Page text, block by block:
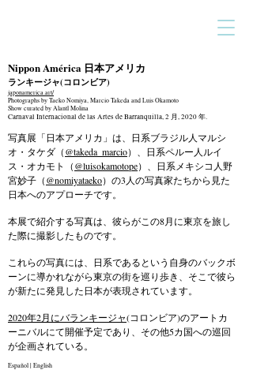
Nippon América 日本アメリカ
ランキージャ(コロンビア)
japonamerica.art/
Photographs by Taeko Nomiya, Marcio Takeda and Luis Okamoto
Show curated by Alantl Molina
Carnaval Internacional de las Artes de Barranquilla, 2 月, 2020 年.
写真展「日本アメリカ」は、日系ブラジル人マルシ
オ・タケダ（@takeda_marcio）、日系ペルー人ルイ
ス・オカモト（@luisokamotope）、日系メキシコ人野
宮妙子（@nomiyataeko）の3人の写真家たちから見た
日本へのアプローチです。
本展で紹介する写真は、彼らがこの8月に東京を旅し
た際に撮影したものです。
これらの写真には、日系であるという自身のバックボ
ーンに導かれながら東京の街を巡り歩き、そこで彼ら
が新たに発見した日本が表現されています。
2020年2月にバランキージャ(コロンビア)のアートカ
ーニバルにて開催予定であり、その他5カ国への巡回
が企画されている。
Español | English